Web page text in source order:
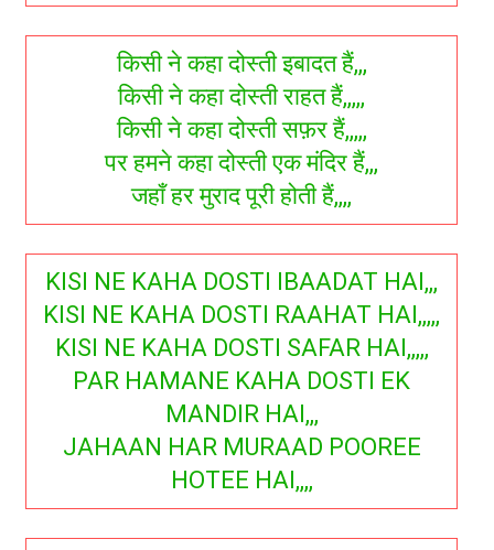
किसी ने कहा दोस्ती इबादत हैं,,,
किसी ने कहा दोस्ती राहत हैं,,,,,
किसी ने कहा दोस्ती सफ़र हैं,,,,,
पर हमने कहा दोस्ती एक मंदिर हैं,,,
जहाँ हर मुराद पूरी होती हैं,,,,
KISI NE KAHA DOSTI IBAADAT HAI,,,
KISI NE KAHA DOSTI RAAHAT HAI,,,,,
KISI NE KAHA DOSTI SAFAR HAI,,,,,
PAR HAMANE KAHA DOSTI EK
MANDIR HAI,,,
JAHAAN HAR MURAAD POOREE
HOTEE HAI,,,,